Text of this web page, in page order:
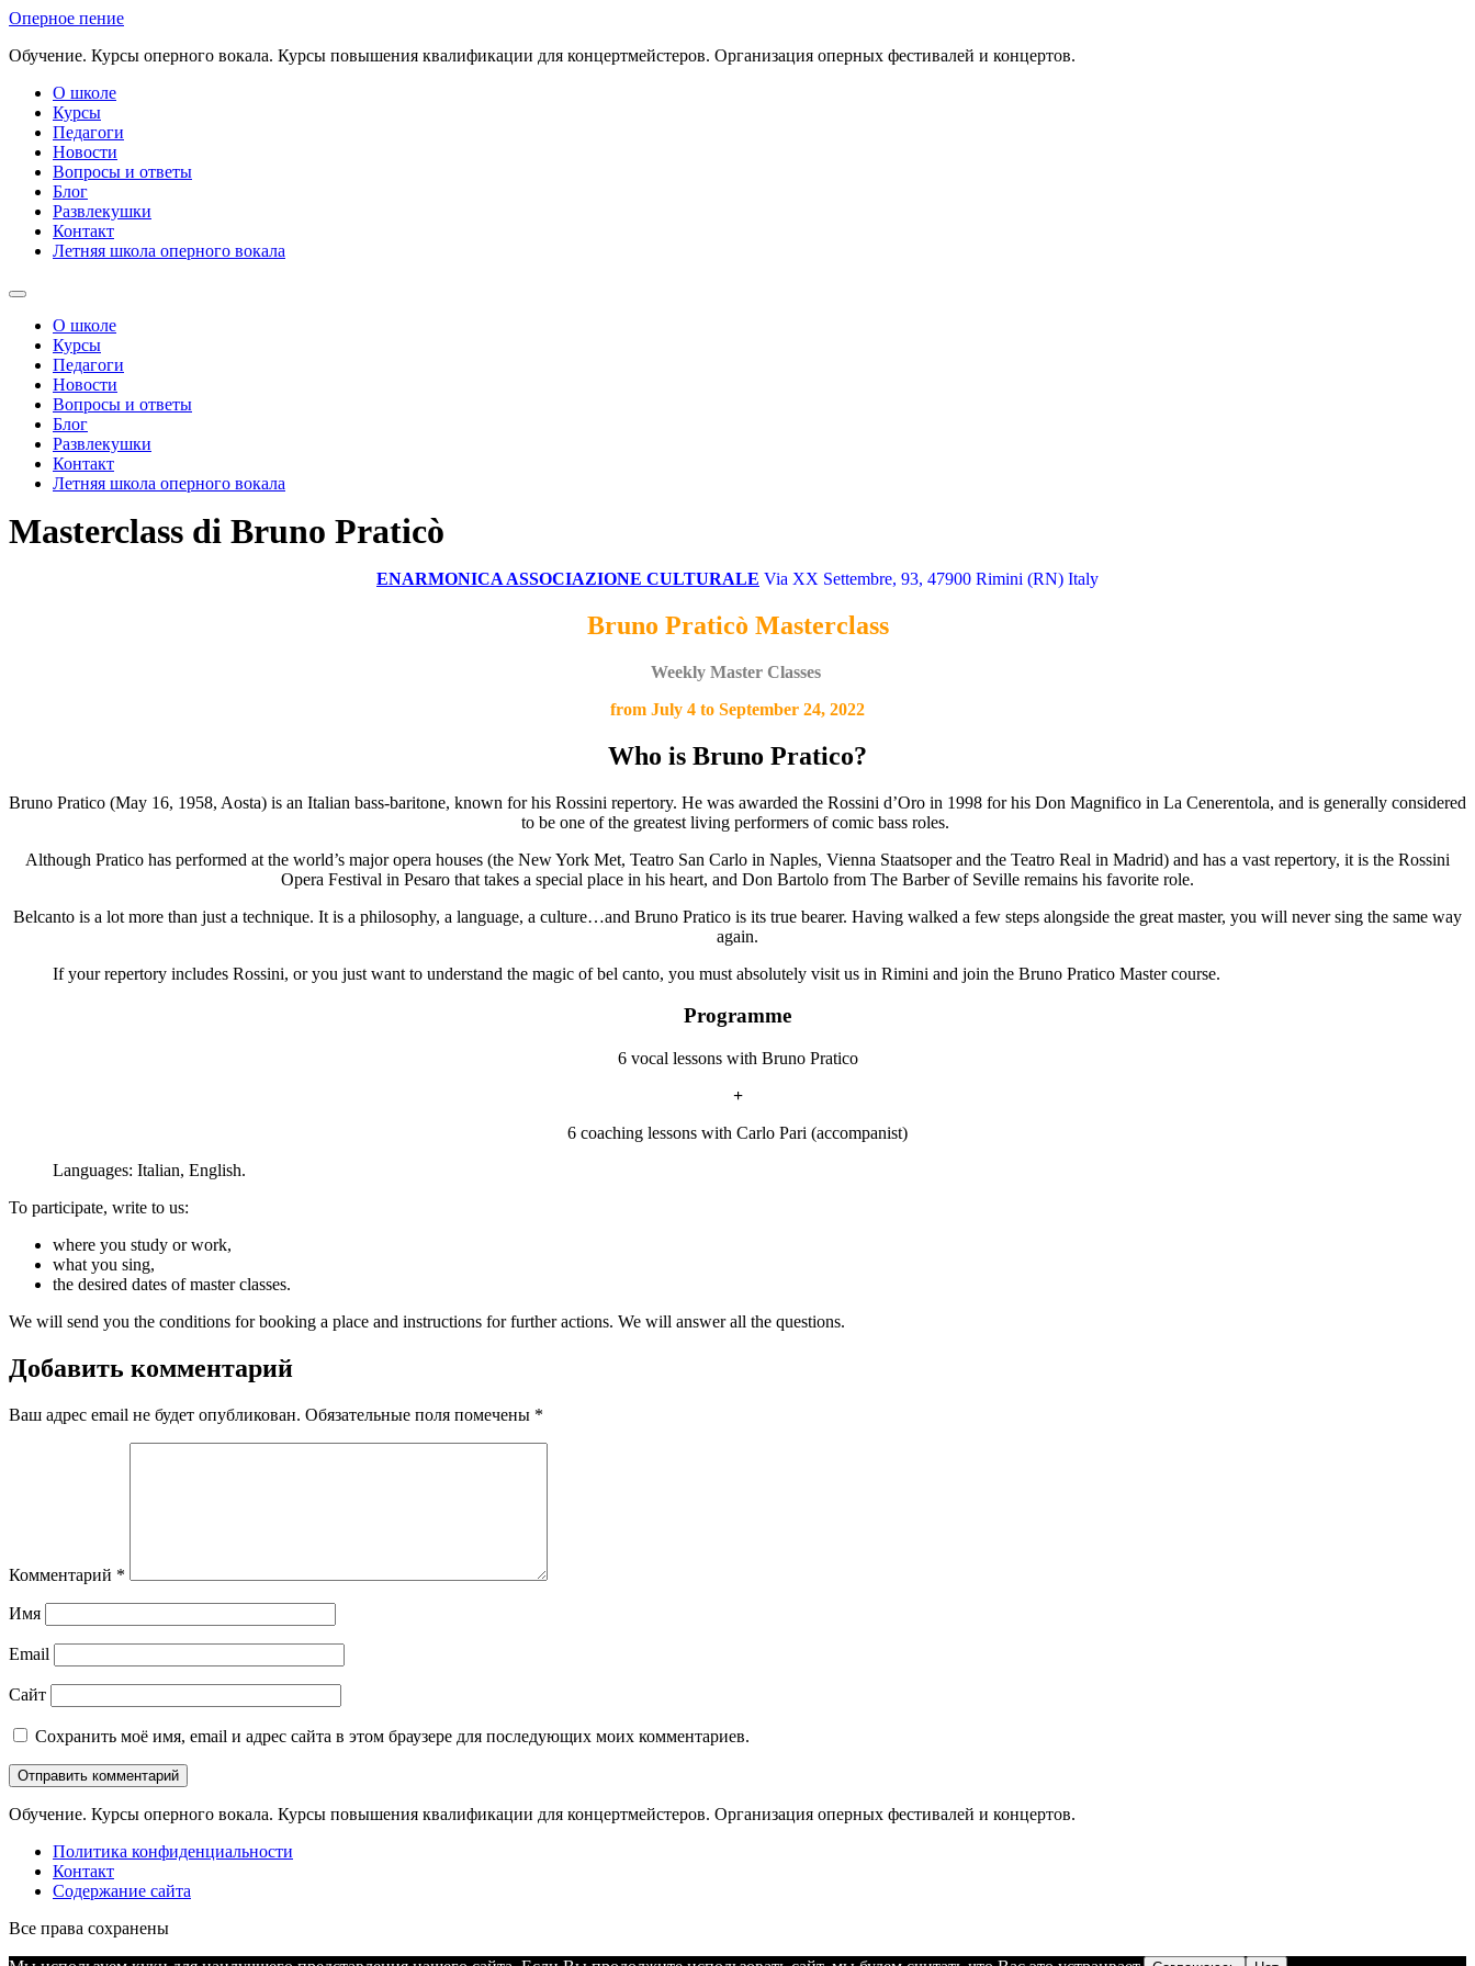
Перейти
содержимому
Оперное пение
Обучение. Курсы оперного вокала. Курсы повышения квалификации для концертмейстеров. Организация оперных фестивалей и концертов.
О школе
Курсы
Педагоги
Новости
Вопросы и ответы
Блог
Развлекушки
Контакт
Летняя школа оперного вокала
О школе
Курсы
Педагоги
Новости
Вопросы и ответы
Блог
Развлекушки
Контакт
Летняя школа оперного вокала
Masterclass di Bruno Praticò
ENARMONICA ASSOCIAZIONE CULTURALE Via XX Settembre, 93, 47900 Rimini (RN) Italy
Bruno Praticò Masterclass
Weekly Master Classes
from July 4 to September 24, 2022
Who is Bruno Pratico?
Bruno Pratico (May 16, 1958, Aosta) is an Italian bass-baritone, known for his Rossini repertory. He was awarded the Rossini d’Oro in 1998 for his Don Magnifico in La Cenerentola, and is generally considered
to be one of the greatest living performers of comic bass roles.
Although Pratico has performed at the world’s major opera houses (the New York Met, Teatro San Carlo in Naples, Vienna Staatsoper and the Teatro Real in Madrid) and has a vast repertory, it is the Rossini
Opera Festival in Pesaro that takes a special place in his heart, and Don Bartolo from The Barber of Seville remains his favorite role.
Belcanto is a lot more than just a technique. It is a philosophy, a language, a culture…and Bruno Pratico is its true bearer. Having walked a few steps alongside the great master, you will never sing the same way
again.
If your repertory includes Rossini, or you just want to understand the magic of bel canto, you must absolutely visit us in Rimini and join the Bruno Pratico Master course.
Programme
6 vocal lessons with Bruno Pratico
+
6 coaching lessons with Carlo Pari (accompanist)
Languages: Italian, English.
To participate, write to us:
where you study or work,
what you sing,
the desired dates of master classes.
We will send you the conditions for booking a place and instructions for further actions. We will answer all the questions.
Добавить комментарий
Ваш адрес email не будет опубликован. Обязательные поля помечены *
Комментарий *
Имя
Email
Сайт
Сохранить моё имя, email и адрес сайта в этом браузере для последующих моих комментариев.
Обучение. Курсы оперного вокала. Курсы повышения квалификации для концертмейстеров. Организация оперных фестивалей и концертов.
Политика конфиденциальности
Контакт
Содержание сайта
Все права сохранены